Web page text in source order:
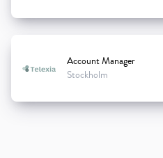
Account Manager
Stockholm